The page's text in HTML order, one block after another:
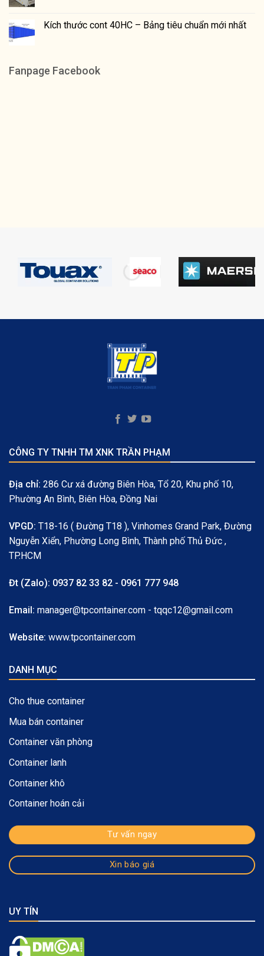
Kích thước cont 40HC – Bảng tiêu chuẩn mới nhất
Fanpage Facebook
CÔNG TY TNHH TM XNK TRẦN PHẠM
Địa chỉ: 286 Cư xá đường Biên Hòa, Tổ 20, Khu phố 10,
Phường An Bình, Biên Hòa, Đồng Nai
VPGD: T18-16 ( Đường T18 ), Vinhomes Grand Park, Đường
Nguyễn Xiển, Phường Long Bình, Thành phố Thủ Đức ,
TP.HCM
Đt (Zalo): 0937 82 33 82 - 0961 777 948
Email: manager@tpcontainer.com - tqqc12@gmail.com
Website: www.tpcontainer.com
DANH MỤC
Cho thue container
Mua bán container
Container văn phòng
Container lanh
Container khô
Container hoán cải
Tư vấn ngay
Xin báo giá
UY TÍN